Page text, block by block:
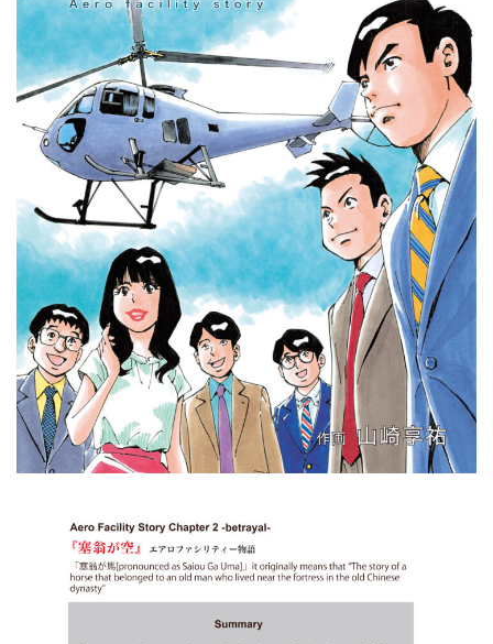
設計及び建築関係者の方
English